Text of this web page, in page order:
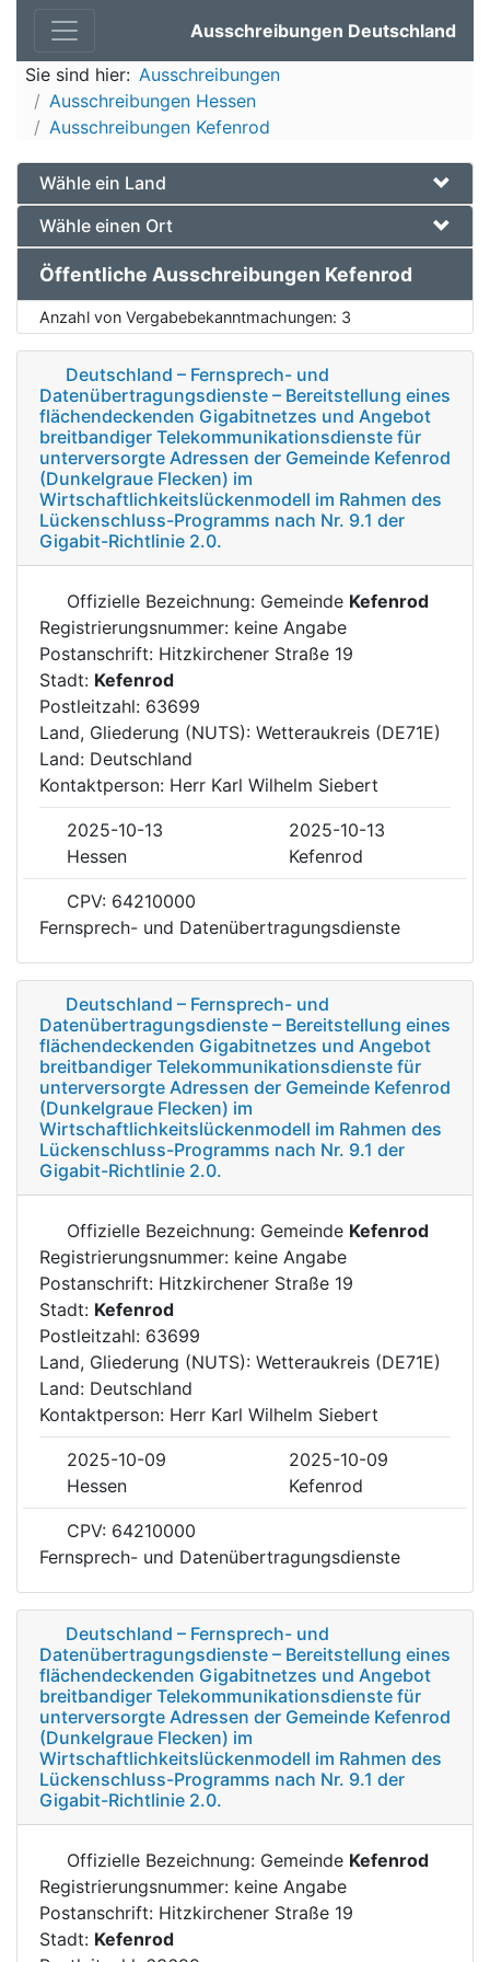
Ausschreibungen Deutschland
Sie sind hier: Ausschreibungen
Ausschreibungen Hessen
Ausschreibungen Kefenrod
Wähle ein Land
Wähle einen Ort
Öffentliche Ausschreibungen Kefenrod
Anzahl von Vergabebekanntmachungen: 3
Deutschland – Fernsprech- und
Datenübertragungsdienste – Bereitstellung eines
flächendeckenden Gigabitnetzes und Angebot
breitbandiger Telekommunikationsdienste für
unterversorgte Adressen der Gemeinde Kefenrod
(Dunkelgraue Flecken) im
Wirtschaftlichkeitslückenmodell im Rahmen des
Lückenschluss-Programms nach Nr. 9.1 der
Gigabit-Richtlinie 2.0.
Offizielle Bezeichnung: Gemeinde Kefenrod
Registrierungsnummer: keine Angabe
Postanschrift: Hitzkirchener Straße 19
Stadt: Kefenrod
Postleitzahl: 63699
Land, Gliederung (NUTS): Wetteraukreis (DE71E)
Land: Deutschland
Kontaktperson: Herr Karl Wilhelm Siebert
2025-10-13
2025-10-13
Hessen
Kefenrod
CPV: 64210000
Fernsprech- und Datenübertragungsdienste
Deutschland – Fernsprech- und
Datenübertragungsdienste – Bereitstellung eines
flächendeckenden Gigabitnetzes und Angebot
breitbandiger Telekommunikationsdienste für
unterversorgte Adressen der Gemeinde Kefenrod
(Dunkelgraue Flecken) im
Wirtschaftlichkeitslückenmodell im Rahmen des
Lückenschluss-Programms nach Nr. 9.1 der
Gigabit-Richtlinie 2.0.
Offizielle Bezeichnung: Gemeinde Kefenrod
Registrierungsnummer: keine Angabe
Postanschrift: Hitzkirchener Straße 19
Stadt: Kefenrod
Postleitzahl: 63699
Land, Gliederung (NUTS): Wetteraukreis (DE71E)
Land: Deutschland
Kontaktperson: Herr Karl Wilhelm Siebert
2025-10-09
2025-10-09
Hessen
Kefenrod
CPV: 64210000
Fernsprech- und Datenübertragungsdienste
Deutschland – Fernsprech- und
Datenübertragungsdienste – Bereitstellung eines
flächendeckenden Gigabitnetzes und Angebot
breitbandiger Telekommunikationsdienste für
unterversorgte Adressen der Gemeinde Kefenrod
(Dunkelgraue Flecken) im
Wirtschaftlichkeitslückenmodell im Rahmen des
Lückenschluss-Programms nach Nr. 9.1 der
Gigabit-Richtlinie 2.0.
Offizielle Bezeichnung: Gemeinde Kefenrod
Registrierungsnummer: keine Angabe
Postanschrift: Hitzkirchener Straße 19
Stadt: Kefenrod